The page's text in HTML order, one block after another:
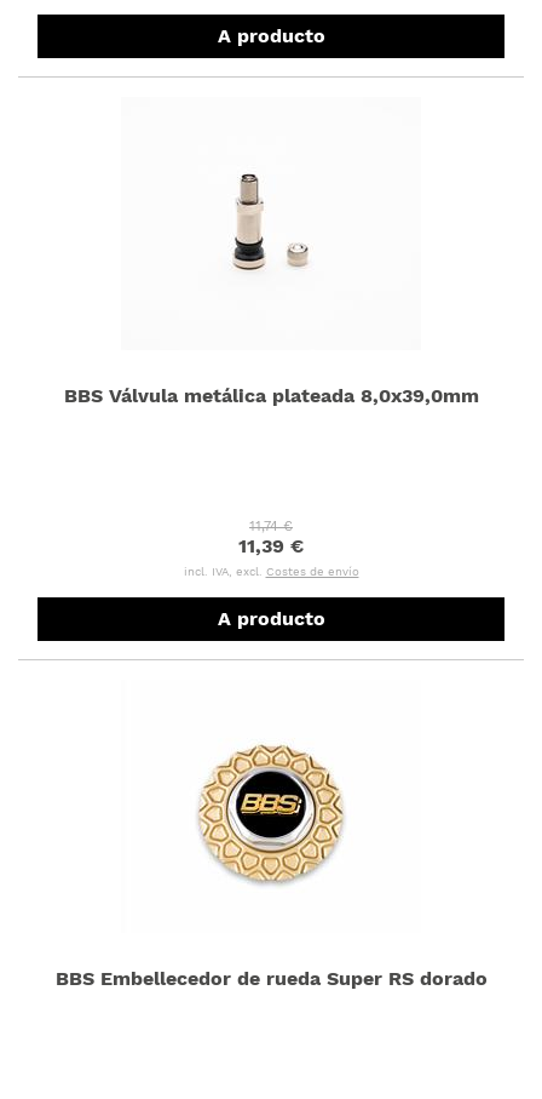
A producto
BBS Válvula metálica plateada 8,0x39,0mm
11,74 €
11,39 €
incl. IVA, excl. Costes de envío
A producto
BBS Embellecedor de rueda Super RS dorado